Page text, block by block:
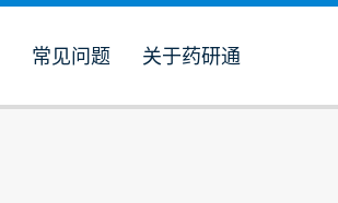
常见问题 关于药研通